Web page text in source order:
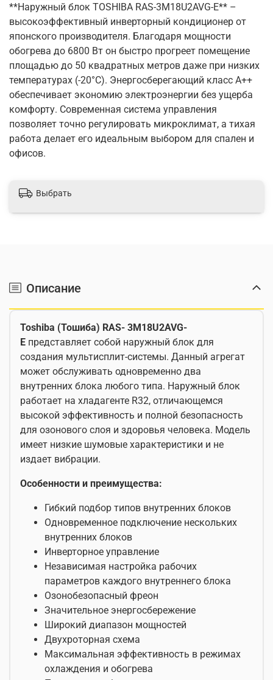
**Наружный блок TOSHIBA RAS-3M18U2AVG-E** –
высокоэффективный инверторный кондиционер от
японского производителя. Благодаря мощности
обогрева до 6800 Вт он быстро прогреет помещение
площадью до 50 квадратных метров даже при низких
температурах (-20°C). Энергосберегающий класс A++
обеспечивает экономию электроэнергии без ущерба
комфорту. Современная система управления
позволяет точно регулировать микроклимат, а тихая
работа делает его идеальным выбором для спален и
офисов.
Выбрать
Описание
Toshiba (Тошиба) RAS- 3M18U2AVG-
E представляет собой наружный блок для
создания мультисплит-системы. Данный агрегат
может обслуживать одновременно два
внутренних блока любого типа. Наружный блок
работает на хладагенте R32, отличающемся
высокой эффективность и полной безопасность
для озонового слоя и здоровья человека. Модель
имеет низкие шумовые характеристики и не
издает вибрации.
Особенности и преимущества:
Гибкий подбор типов внутренних блоков
Одновременное подключение нескольких
внутренних блоков
Инверторное управление
Независимая настройка рабочих
параметров каждого внутреннего блока
Озонобезопасный фреон
Значительное энергосбережение
Широкий диапазон мощностей
Двухроторная схема
Максимальная эффективность в режимах
охлаждения и обогрева